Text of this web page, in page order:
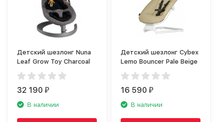
Детский шезлонг Nuna
Leaf Grow Toy Charcoal
32 190₽
В наличии
Детский шезлонг Cybex
Lemo Bouncer Pale Beige
16 590₽
В наличии